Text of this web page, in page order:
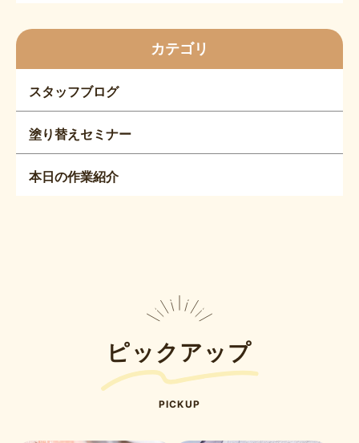
カテゴリ
スタッフブログ
塗り替えセミナー
本日の作業紹介
ピックアップ
PICKUP